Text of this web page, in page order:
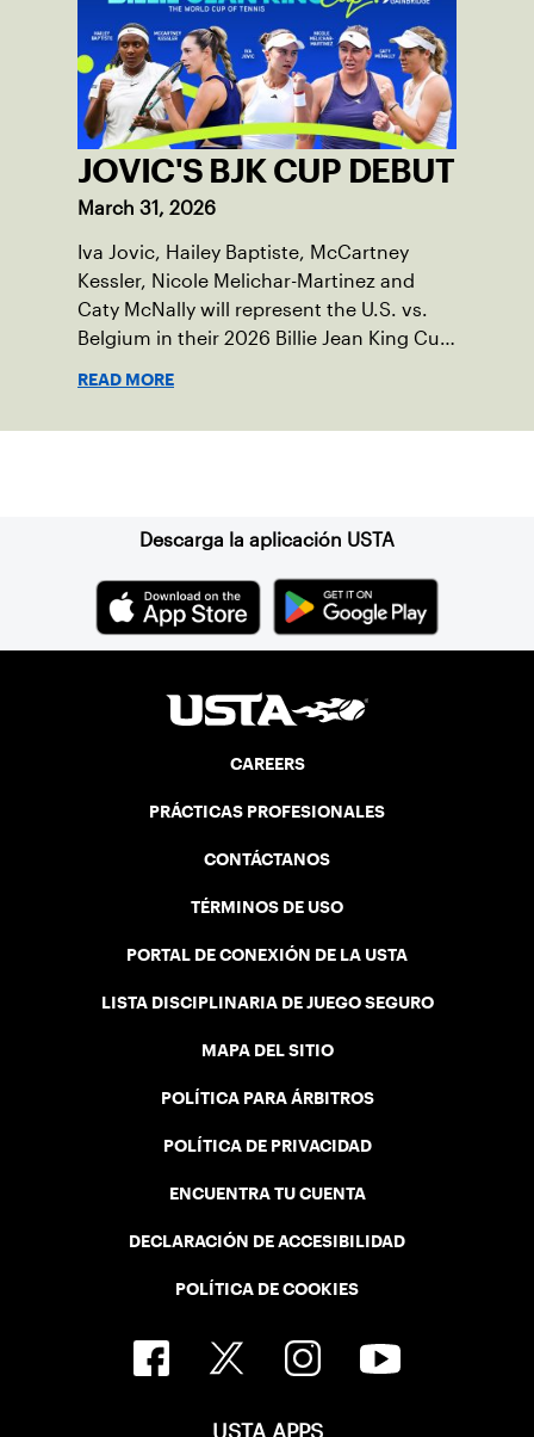
JOVIC'S BJK CUP DEBUT
March 31, 2026
Iva Jovic, Hailey Baptiste, McCartney
Kessler, Nicole Melichar-Martinez and
Caty McNally will represent the U.S. vs.
Belgium in their 2026 Billie Jean King Cup
READ MORE
Descarga la aplicación USTA
CAREERS
PRÁCTICAS PROFESIONALES
CONTÁCTANOS
TÉRMINOS DE USO
PORTAL DE CONEXIÓN DE LA USTA
LISTA DISCIPLINARIA DE JUEGO SEGURO
MAPA DEL SITIO
POLÍTICA PARA ÁRBITROS
POLÍTICA DE PRIVACIDAD
ENCUENTRA TU CUENTA
DECLARACIÓN DE ACCESIBILIDAD
POLÍTICA DE COOKIES
USTA APPS